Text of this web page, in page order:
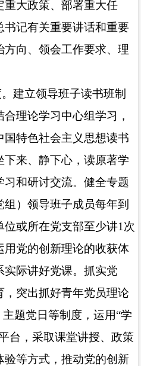
重大政策、部署重大任
记有关重要讲话和重要
向、领会工作要求、理
建立领导班子读书班制
理论学习中心组学习，
特色社会主义思想读书
来、静下心，读原著学
习和研讨交流。健全专题
）领导班子成员每年到
位或所在党支部至少讲1 次
党的创新理论的收获体
际讲好党课。抓实党
，突出抓好青年党员理论
题党日等制度，运用“学
台，采取课堂讲授、政策
等方式，推动党的创新